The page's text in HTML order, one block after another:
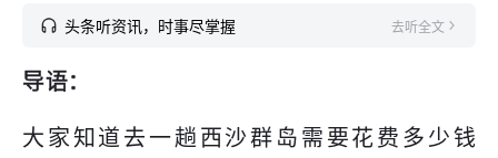
头条听资讯，时事尽掌握 去听全文
导语：
大家知道去一趟西沙群岛需要花费多少钱